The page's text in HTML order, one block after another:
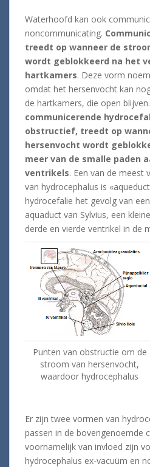
Waterhoofd kan ook
noncommunicating.
treedt op wanneer de
wordt geblokkeerd na het
hartkamers. Deze vorm
omdat het hersenvocht kan
de hartkamers, die open blijven.
communicerende
obstructief, treedt op
hersenvocht wordt
meer van de smalle paden
ventrikels. Een van de meest
van hydrocephalus is
hydrocefalie het gevolg van
aquaduct van Sylvius, een
derde en vierde ventrikel in de
Punten van obstructie om de
stroom van hersenvocht,
waardoor hydrocephalus
Er zijn twee vormen van
passen in de bovengenoemde
voornamelijk van invloed zijn
hydrocephalus ex-vacuüm en